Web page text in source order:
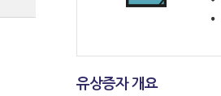
유상증자 개요